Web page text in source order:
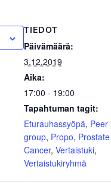
TIEDOT
Päivämäärä:
3.12.2019
Aika:
17:00 - 19:00
Tapahtuman tagit:
Eturauhassyöpä, Peer
group, Propo, Prostate
Cancer, Vertaistuki,
Vertaistukiryhmä